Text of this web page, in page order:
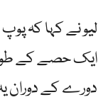
لیو نے کہا کہ
ایک حصے کے طور
دورے کے دوران